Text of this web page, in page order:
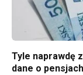
Tyle naprawdę
dane o pensjach